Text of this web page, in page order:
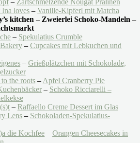
– Zartschmelzende Nougat Pralinen
Ina loves – Vanille-Kipferl mit Matcha
kitchen – Zweierlei Schoko-Mandeln –
– Spekulatius Crumble
– Cupcakes mit Lebkuchen und
– Grießplätzchen mit Schokolade,
the roots – Apfel Cranberry Pie
– Schoko Ricciarelli –
– Raffaello Creme Dessert im Glas
Lens – Schokoladen-Spekulatius-
die Kochfee – Orangen Cheesecakes in